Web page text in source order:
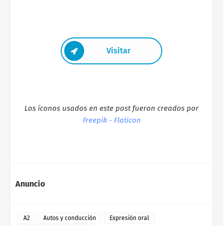
Visitar
Los íconos usados en este post fueron creados por
Freepik - Flaticon
Anuncio
A2 Autos y conducción
Expresión oral